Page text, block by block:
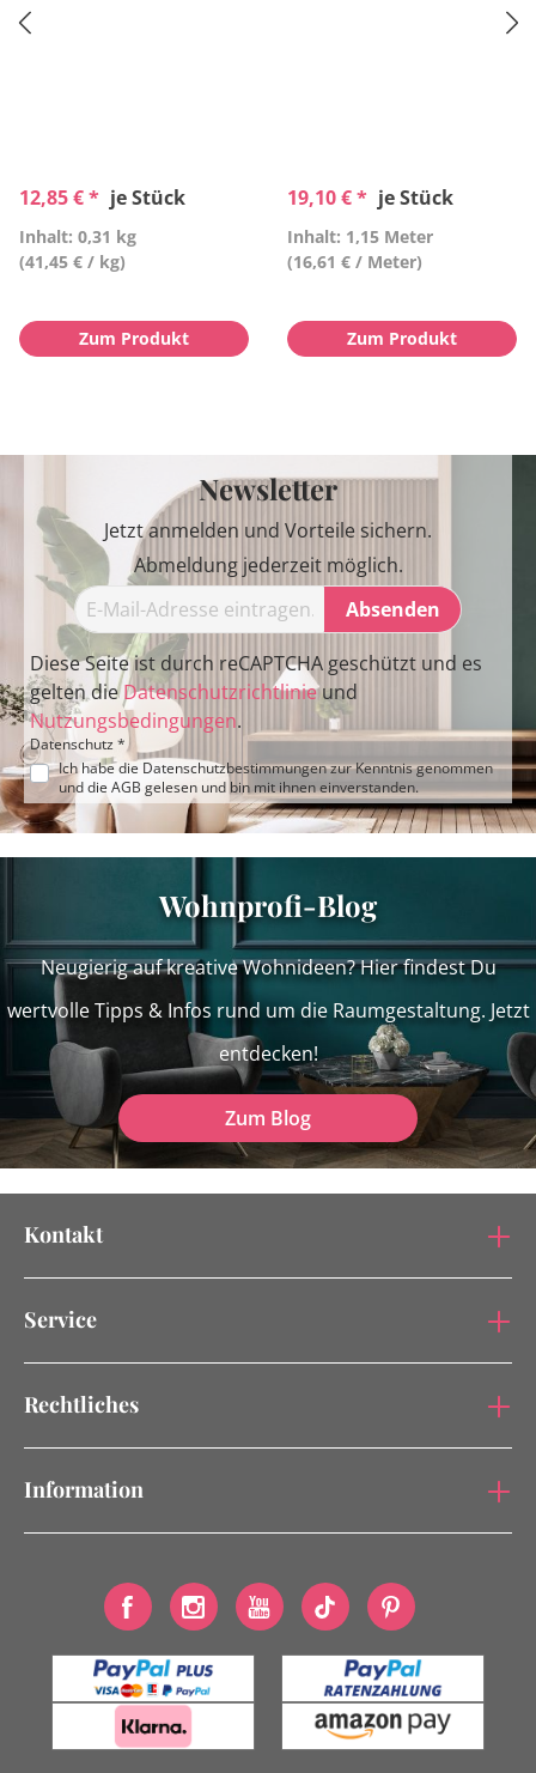
12,85 € * je Stück
Inhalt: 0,31 kg
(41,45 € / kg)
Zum Produkt
19,10 € * je Stück
Inhalt: 1,15 Meter
(16,61 € / Meter)
Zum Produkt
Newsletter
Jetzt anmelden und Vorteile sichern.
Abmeldung jederzeit möglich.
Absenden
Diese Seite ist durch reCAPTCHA geschützt und es
gelten dieDatenschutzrichtlinieund
Nutzungsbedingungen.
Datenschutz *
Ich habe die Datenschutzbestimmungenzur Kenntnis genommen
und die AGB gelesen und bin mit ihnen einverstanden.
Wohnprofi-Blog
Neugierig auf kreative Wohnideen? Hier findest Du
wertvolle Tipps & Infos rund um die Raumgestaltung. Jetzt
entdecken!
Zum Blog
Kontakt
Service
Rechtliches
Information